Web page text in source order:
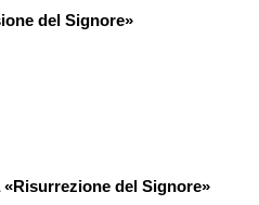
del Signore»
«Risurrezione del Signore»